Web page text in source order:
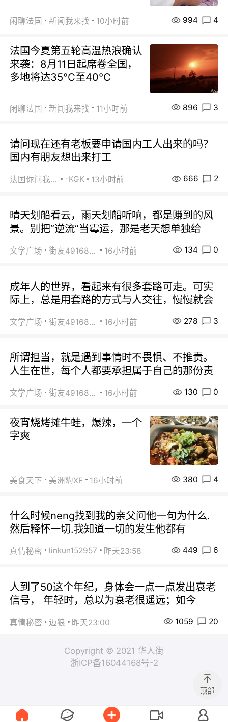
闲聊法国 新闻我来找 10小时前 994 4
法国今夏第五轮高温热浪确认
来袭：8月11日起席卷全国，
多地将达35℃至40℃
闲聊法国 新闻我来找 11小时前 896 3
请问现在还有老板要申请国内工人出来的吗？
国内有朋友想出来打工
法国你问我答 -KGK 13小时前 666 2
晴天划船看云，雨天划船听响，都是赚到的风
景。别把“逆流”当霉运，那是老天想单独给
文学广场 街友49168527 16小时前 134 0
成年人的世界，看起来有很多套路可走。可实
际上，总是用套路的方式与人交往，慢慢就会
文学广场 街友49168527 16小时前 278 3
所谓担当，就是遇到事情时不畏惧、不推责。
人生在世，每个人都要承担属于自己的那份责
文学广场 街友49168527 16小时前 130 0
夜宵烧烤摊牛蛙，爆辣，一个
字爽
美食天下 美洲豹XF 16小时前 380 4
什么时候neng找到我的亲父问他一句为什么.
然后释怀一切.我知道一切的发生他都有
真情秘密 linkun152957 昨天23:58 449 6
人到了50这个年纪，身体会一点一点发出哀老
信号， 年轻时，总以为衰老很遥远；如今
真情秘密 迈狼 昨天23:00 1059 20
Copyright © 2021 华人街
浙ICP备16044168号-2
顶部